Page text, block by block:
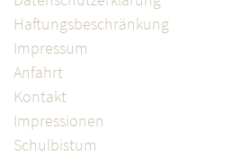
Haftungsbeschränkung
Impressum
Anfahrt
Kontakt
Impressionen
Schulbistum